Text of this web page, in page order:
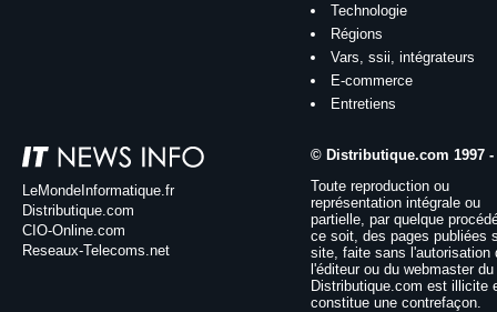
Technologie
Régions
Vars, ssii, intégrateurs
E-commerce
Entretiens
LeMondeInformatique.fr
Distributique.com
CIO-Online.com
Reseaux-Telecoms.net
© Distributique.com 1997 -
Toute reproduction ou
représentation intégrale ou
partielle, par quelque
ce soit, des pages publiées
site, faite sans l'autorisation
l'éditeur ou du webmaster
Distributique.com est illicite
constitue une contrefaçon.